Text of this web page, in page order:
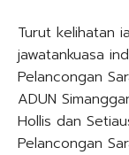
Turut kelihatan
jawatankuasa
Pelancongan
ADUN
Hollis dan
Pelancongan